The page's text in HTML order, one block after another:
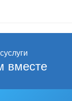
вместе